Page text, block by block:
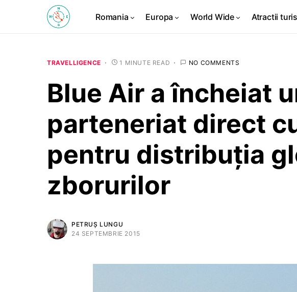
Romania Europa World Wide Atractii
TRAVELLIGENCE 1 MINUTE READ NO COMMENTS
Blue Air a încheiat
parteneriat direct
pentru distribuția
zborurilor
PETRUȘ LUNGU
24 SEPTEMBRIE 2015